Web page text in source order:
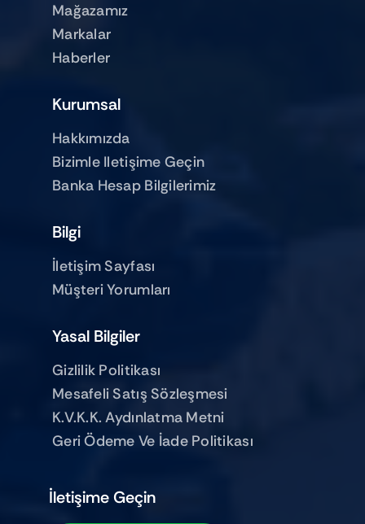
Mağazamız
Markalar
Haberler
Kurumsal
Hakkımızda
Bizimle Iletişime Geçin
Banka Hesap Bilgilerimiz
İletişime Geçin
Bilgi
İletişim Sayfası
Müşteri Yorumları
Yasal Bilgiler
Gizlilik Politikası
Mesafeli Satış Sözleşmesi
K.V.K.K. Aydınlatma Metni
Geri Ödeme Ve İade Politikası